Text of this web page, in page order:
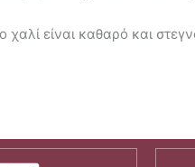
χαλί είναι καθαρό και